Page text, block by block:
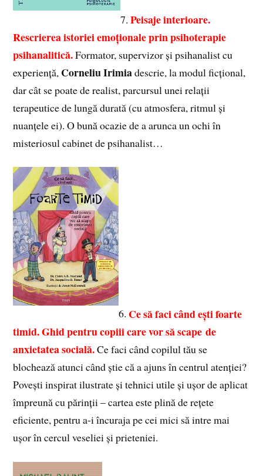
7. Peisaje interioare.
Rescrierea istoriei emoționale prin psihoterapie
psihanalitică.Formator, supervizor și psihanalist cu
experiență, Corneliu Irimiadescrie, la modul ficțional,
dar cât se poate de realist, parcursul unei relații
terapeutice de lungă durată (cu atmosfera, ritmul și
nuanțele ei). O bună ocazie de a arunca un ochi în
misteriosul cabinet de psihanalist…
6. Ce să faci când ești foarte
timid. Ghid pentru copiii care vor să scape de
anxietatea socială.Ce faci când copilul tău se
blochează atunci când știe că a ajuns în centrul atenției?
Povești inspirat ilustrate și tehnici utile și ușor de aplicat
împreună cu părinții – cartea este plină de rețete
eficiente, pentru a-i încuraja pe cei mici să intre mai
ușor în cercul veseliei și prieteniei.